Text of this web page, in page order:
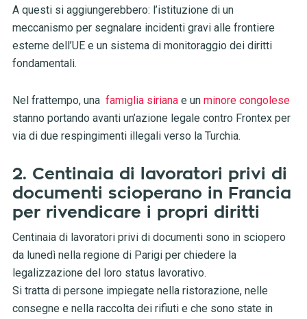
A questi si aggiungerebbero: l’istituzione di un
meccanismo per segnalare incidenti gravi alle frontiere
esterne dell’UE e un sistema di monitoraggio dei diritti
fondamentali.
Nel frattempo, una famiglia sirianae un minore congolese
stanno portando avanti un’azione legale contro Frontex per
via di due respingimenti illegali verso la Turchia.
2. Centinaia di lavoratori privi di
documenti scioperano in Francia
per rivendicare i propri diritti
Centinaia di lavoratori privi di documenti sono in sciopero
da lunedì nella regione di Parigi per chiedere la
legalizzazione del loro status lavorativo.
Si tratta di persone impiegate nella ristorazione, nelle
consegne e nella raccolta dei rifiuti e che sono state in